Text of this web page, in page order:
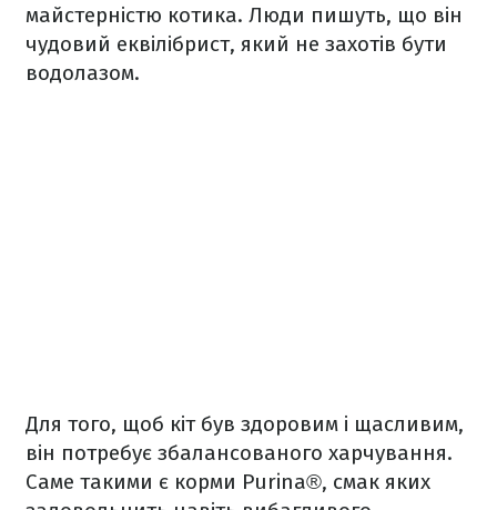
майстерністю котика. Люди пишуть, що він
чудовий еквілібрист, який не захотів бути
водолазом.
Для того, щоб кіт був здоровим і щасливим,
він потребує збалансованого харчування.
Саме такими є корми Purina®, смак яких